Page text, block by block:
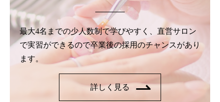
最大4名までの少人数制で学びやすく、直営サロン
で実習ができるので卒業後の採用のチャンスがあり
ます。
詳しく見る